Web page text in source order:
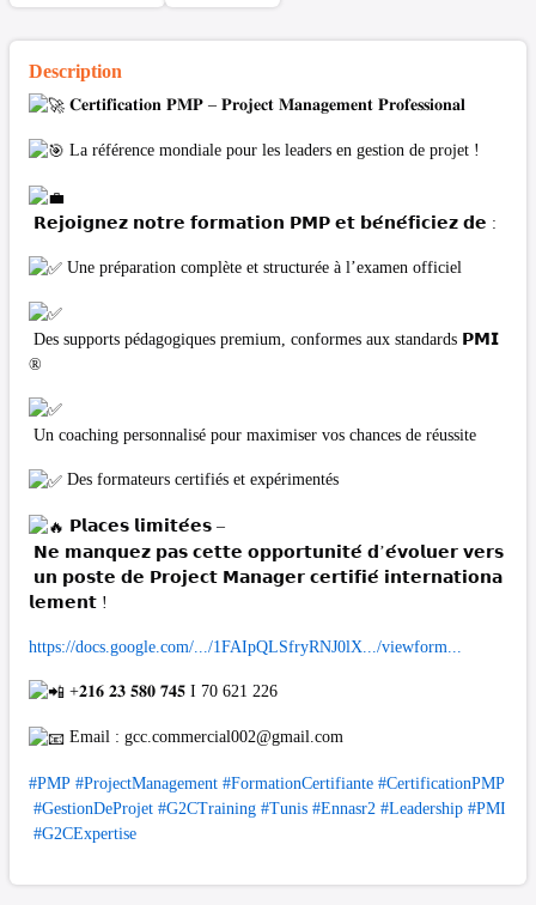
Description
𝐂𝐞𝐫𝐭𝐢𝐟𝐢𝐜𝐚𝐭𝐢𝐨𝐧 𝐏𝐌𝐏 – 𝐏𝐫𝐨𝐣𝐞𝐜𝐭 𝐌𝐚𝐧𝐚𝐠𝐞𝐦𝐞𝐧𝐭 𝐏𝐫𝐨𝐟𝐞𝐬𝐬𝐢𝐨𝐧𝐚𝐥
La référence mondiale pour les leaders en gestion de projet !
𝗥𝗲𝗷𝗼𝗶𝗴𝗻𝗲𝘇 𝗻𝗼𝘁𝗿𝗲 𝗳𝗼𝗿𝗺𝗮𝘁𝗶𝗼𝗻 𝗣𝗠𝗣 𝗲𝘁 𝗯𝗲́𝗻𝗲́𝗳𝗶𝗰𝗶𝗲𝘇 𝗱𝗲 :
Une préparation complète et structurée à l’examen officiel
Des supports pédagogiques premium, conformes aux standards 𝗣𝗠𝗜
®
Un coaching personnalisé pour maximiser vos chances de réussite
Des formateurs certifiés et expérimentés
𝗣𝗹𝗮𝗰𝗲𝘀 𝗹𝗶𝗺𝗶𝘁𝗲́𝗲𝘀 –
𝗡𝗲 𝗺𝗮𝗻𝗾𝘂𝗲𝘇 𝗽𝗮𝘀 𝗰𝗲𝘁𝘁𝗲 𝗼𝗽𝗽𝗼𝗿𝘁𝘂𝗻𝗶𝘁𝗲́ 𝗱’𝗲́𝘃𝗼𝗹𝘂𝗲𝗿 𝘃𝗲𝗿𝘀
𝘂𝗻 𝗽𝗼𝘀𝘁𝗲 𝗱𝗲 𝗣𝗿𝗼𝗷𝗲𝗰𝘁 𝗠𝗮𝗻𝗮𝗴𝗲𝗿 𝗰𝗲𝗿𝘁𝗶𝗳𝗶𝗲́ 𝗶𝗻𝘁𝗲𝗿𝗻𝗮𝘁𝗶𝗼𝗻𝗮
𝗹𝗲𝗺𝗲𝗻𝘁 !
https://docs.google.com/.../1FAIpQLSfryRNJ0lX.../viewform...
+𝟐𝟏𝟔 𝟐𝟑 𝟓𝟖𝟎 𝟕𝟒𝟓 I 70 621 226
Email : gcc.commercial002@gmail.com
#PMP #ProjectManagement #FormationCertifiante #CertificationPMP
#GestionDeProjet #G2CTraining #Tunis #Ennasr2 #Leadership #PMI
#G2CExpertise